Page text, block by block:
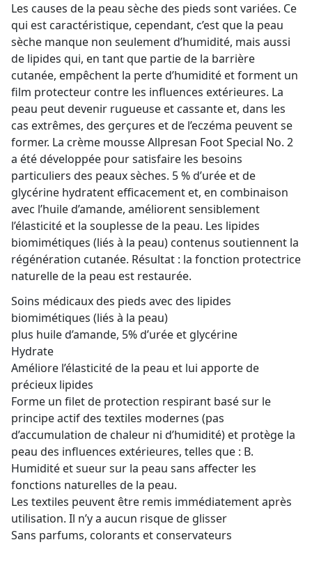
Les causes de la peau sèche des pieds sont variées. Ce
qui est caractéristique, cependant, c’est que la peau
sèche manque non seulement d’humidité, mais aussi
de lipides qui, en tant que partie de la barrière
cutanée, empêchent la perte d’humidité et forment un
film protecteur contre les influences extérieures. La
peau peut devenir rugueuse et cassante et, dans les
cas extrêmes, des gerçures et de l’eczéma peuvent se
former. La crème mousse Allpresan Foot Special No. 2
a été développée pour satisfaire les besoins
particuliers des peaux sèches. 5 % d’urée et de
glycérine hydratent efficacement et, en combinaison
avec l’huile d’amande, améliorent sensiblement
l’élasticité et la souplesse de la peau. Les lipides
biomimétiques (liés à la peau) contenus soutiennent la
régénération cutanée. Résultat : la fonction protectrice
naturelle de la peau est restaurée.
Soins médicaux des pieds avec des lipides
biomimétiques (liés à la peau)
plus huile d’amande, 5% d’urée et glycérine
Hydrate
Améliore l’élasticité de la peau et lui apporte de
précieux lipides
Forme un filet de protection respirant basé sur le
principe actif des textiles modernes (pas
d’accumulation de chaleur ni d’humidité) et protège la
peau des influences extérieures, telles que : B.
Humidité et sueur sur la peau sans affecter les
fonctions naturelles de la peau.
Les textiles peuvent être remis immédiatement après
utilisation. Il n’y a aucun risque de glisser
Sans parfums, colorants et conservateurs